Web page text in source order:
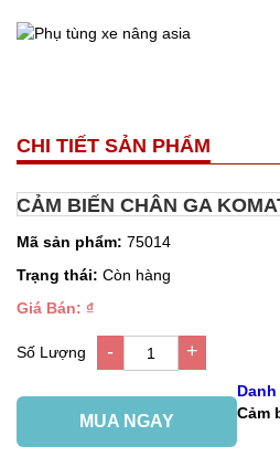
CHI TIẾT SẢN PHẨM
CẢM BIẾN CHÂN GA
Mã sản phẩm: 75014
Trạng thái: Còn hàng
Giá Bán: ₫
Số Lượng - 1 +
MUA NGAY
Cảm